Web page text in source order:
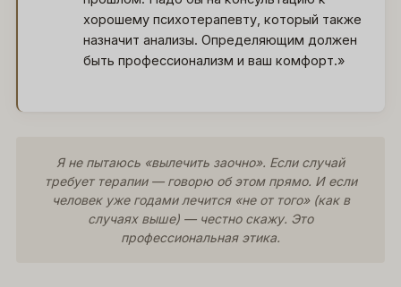
хорошему психотерапевту, который также
назначит анализы. Определяющим должен
быть профессионализм и ваш комфорт.»
Я не пытаюсь «вылечить заочно». Если случай
требует терапии — говорю об этом прямо. И если
человек уже годами лечится «не от того» (как в
случаях выше) — честно скажу. Это
профессиональная этика.